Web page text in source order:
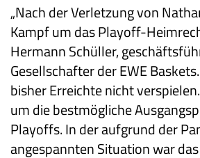
„Nach der Verletzung von
Kampf um das Playoff-
Hermann Schüller,
Gesellschafter der EWE
bisher Erreichte nicht
um die bestmögliche
Playoffs. In der aufgrund der
angespannten Situation war